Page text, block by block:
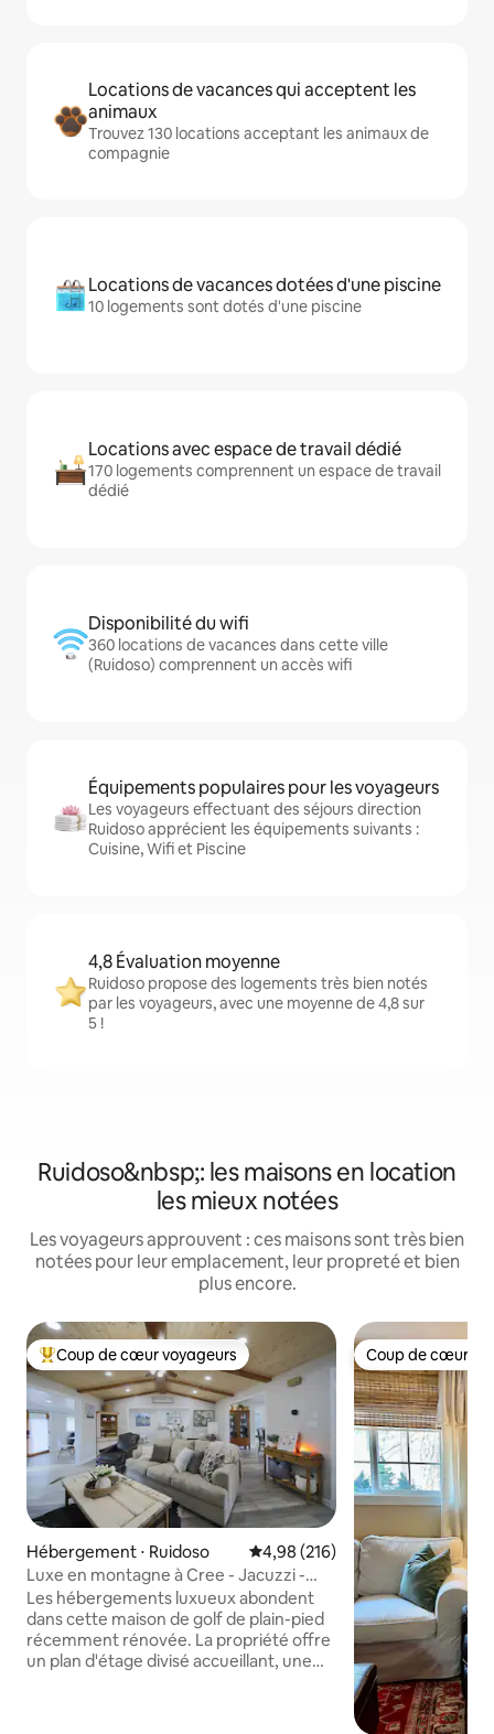
Locations de vacances qui acceptent les
animaux
Trouvez 130 locations acceptant les animaux de
compagnie
Locations de vacances dotées d'une piscine
10 logements sont dotés d'une piscine
Locations avec espace de travail dédié
170 logements comprennent un espace de travail
dédié
Disponibilité du wifi
360 locations de vacances dans cette ville
(Ruidoso) comprennent un accès wifi
Équipements populaires pour les voyageurs
Les voyageurs effectuant des séjours direction
Ruidoso apprécient les équipements suivants :
Cuisine, Wifi et Piscine
4,8 Évaluation moyenne
Ruidoso propose des logements très bien notés
par les voyageurs, avec une moyenne de 4,8 sur
5 !
Ruidoso&nbsp;: les maisons en location
les mieux notées
Les voyageurs approuvent : ces maisons sont très bien
notées pour leur emplacement, leur propreté et bien
plus encore.
Coups de cœur voyageurs les plus appréciés
Coup de cœur voyageurs
Hébergement ⋅ Ruidoso Évaluation moyenne sur la
4,98 (216)
Luxe en montagne à Cree - Jacuzzi -
Patio - Climatisation
Les hébergements luxueux abondent
dans cette maison de golf de plain-pied
récemment rénovée. La propriété offre
un plan d'étage divisé accueillant, une
Coup de cœur
Coup de cœur